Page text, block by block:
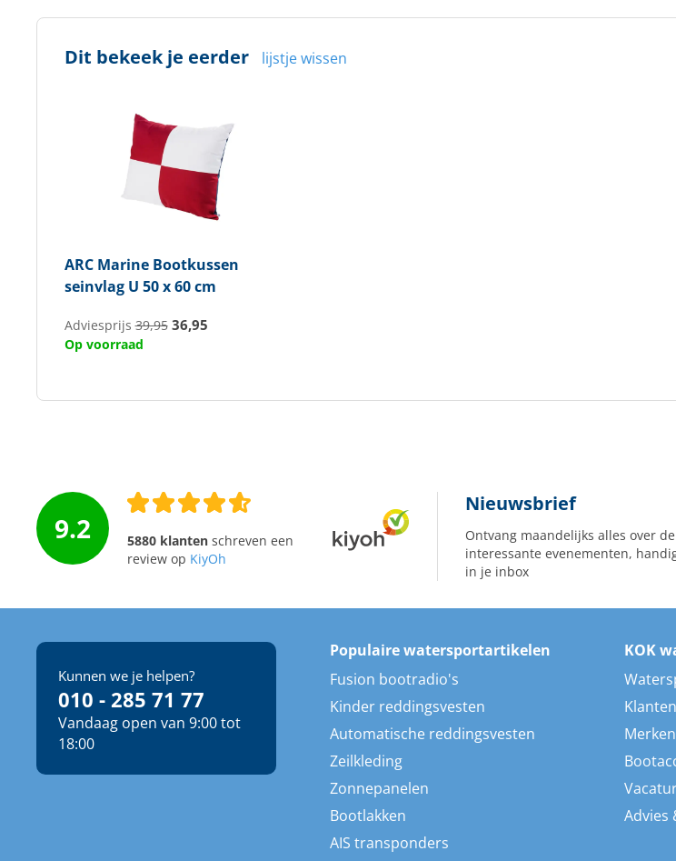
Dit bekeek je eerder lijstje wissen
ARC MarineBootkussen
seinvlag U 50 x 60 cm
Adviesprijs39,95 36,95
Op voorraad
9.2 5880 klantenschreven een
review op KiyOh
Nieuwsbrief
Ontvang maandelijks alles over
interessante evenementen,
in je inbox
Kunnen we je helpen?
010 - 285 71 77
Vandaag open van 9:00 tot
18:00
Populaire watersportartikelen
Fusion bootradio's
Kinder reddingsvesten
Automatische reddingsvesten
Zeilkleding
Zonnepanelen
Bootlakken
AIS transponders
KOK
Merken
Advies